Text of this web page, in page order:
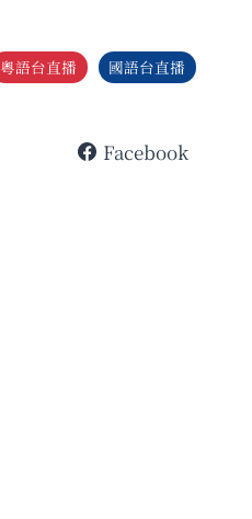
粵語台直播 國語台直播
Facebook